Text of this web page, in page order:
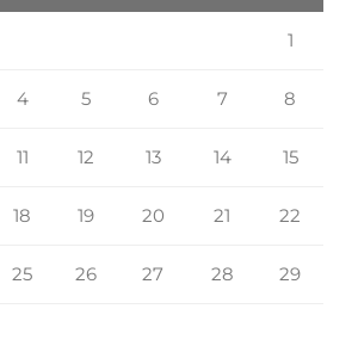
1
4 5 6 7 8
11 12 13 14 15
18 19 20 21 22
25 26 27 28 29